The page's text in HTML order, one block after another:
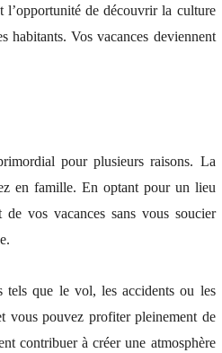
l’opportunité de découvrir la culture
habitants. Vos vacances deviennent
pour plusieurs raisons. La
en famille. En optant pour un lieu
vos vacances sans vous soucier
tels que le vol, les accidents ou les
vous pouvez profiter pleinement de
contribuer à créer une atmosphère